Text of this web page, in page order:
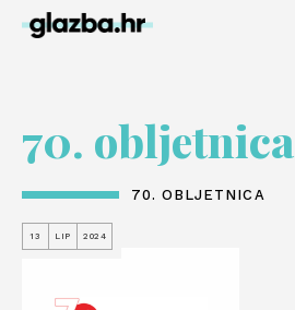
70. obljetnica
70. OBLJETNICA
13 LIP 2024